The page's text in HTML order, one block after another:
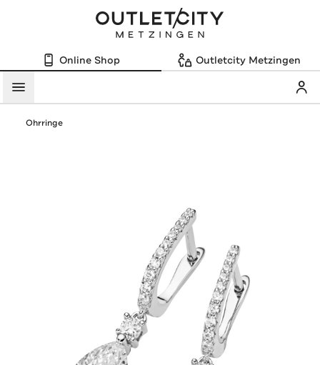
Online Shop Outletcity Metzingen
Menü
Ohrringe